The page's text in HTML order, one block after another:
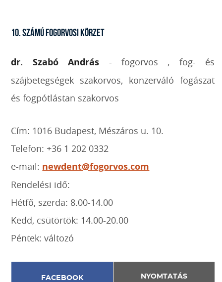
10. SZÁMÚ FOGORVOSI KÖRZET
dr. Szabó András - fogorvos , fog- és
szájbetegségek szakorvos, konzerváló fogászat
és fogpótlástan szakorvos
Cím: 1016 Budapest, Mészáros u. 10.
Telefon: +36 1 202 0332
e-mail: newdent@fogorvos.com
Rendelési idő:
Hétfő, szerda: 8.00-14.00
Kedd, csütörtök: 14.00-20.00
Péntek: változó
FACEBOOK NYOMTATÁS